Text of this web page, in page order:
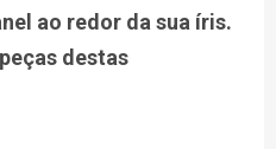
ao redor da sua íris.
destas